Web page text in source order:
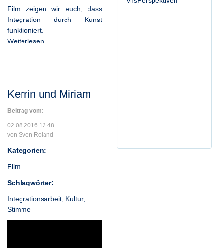
Film zeigen wir euch, dass
Integration durch Kunst
funktioniert.
Weiterlesen …
Kerrin und Miriam
Beitrag vom:
02.08.2016 12:48
von Sven Roland
Kategorien:
Film
Schlagwörter:
Integrationsarbeit Kultur,
Stimme